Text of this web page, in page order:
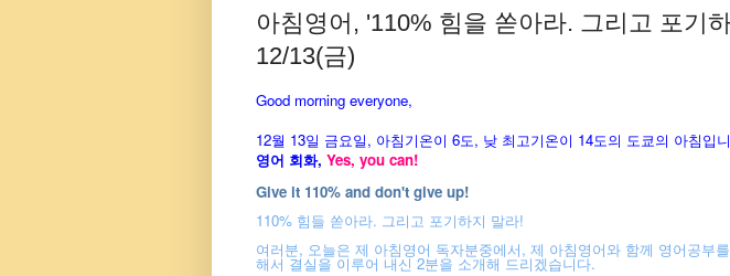
아침영어, '110% 힘을 쏟아라. 그리고 포기
12/13(금)
Good morning everyone,
12월 13일 금요일, 아침기온이 6도, 낮 최고기온이 14도의 도쿄의 아침입
영어 회화, Yes, you can!
Give it 110% and don't give up!
110% 힘들 쏟아라. 그리고 포기하지 말라!
여러분, 오늘은 제 아침영어 독자분중에서, 제 아침영어와 함께 영어공부
해서 결실을 이루어 내신 2분을 소개해 드리겠습니다.